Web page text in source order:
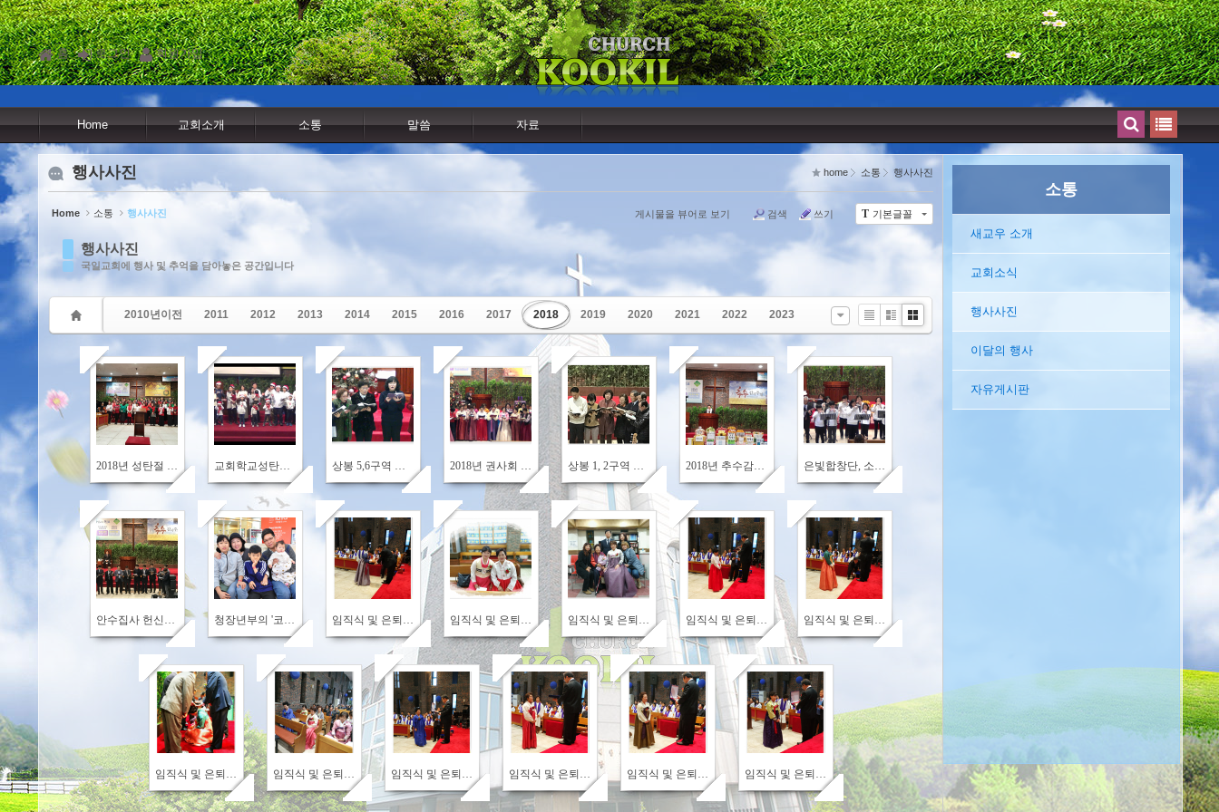
홈 로그인 회원가입
Home 교회소개 소통 말씀 자료
행사사진 home 소통 행사사진
Home 소통 행사사진 T 기본글꼴
게시물을 뷰어로 보기 검색 쓰기
행사사진
국일교회에 행사 및 추억을 담아놓은 공간입니다
2010년이전 2011 2012 2013 2014 2015 2016 2017 2018 2019 2020 2021 2022
2023
Li
Zi
e
G
1053 1045 628 743 669 905 705
764 805 752 810 779 821 743
694 807 588 656 655 689
소통
새교우 소개
교회소식
행사사진
이달의 행사
자유게시판